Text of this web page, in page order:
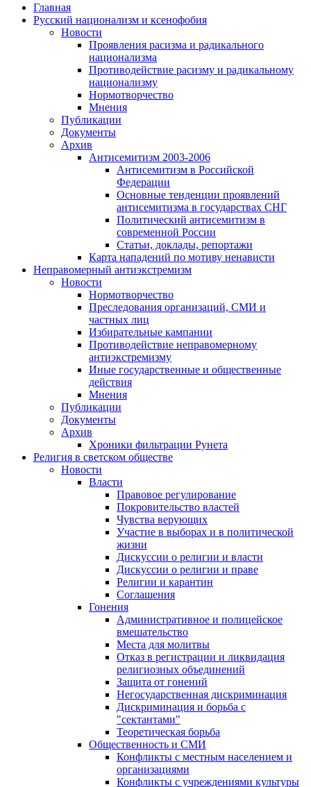
Главная
Русский национализм и ксенофобия
Новости
Проявления расизма и радикального
национализма
Противодействие расизму и радикальному
национализму
Нормотворчество
Мнения
Публикации
Документы
Архив
Антисемитизм 2003-2006
Антисемитизм в Российской
Федерации
Основные тенденции проявлений
антисемитизма в государствах СНГ
Политический антисемитизм в
современной России
Статьи, доклады, репортажи
Карта нападений по мотиву ненависти
Неправомерный антиэкстремизм
Новости
Нормотворчество
Преследования организаций, СМИ и
частных лиц
Избирательные кампании
Противодействие неправомерному
антиэкстремизму
Иные государственные и общественные
действия
Мнения
Публикации
Документы
Архив
Хроники фильтрации Рунета
Религия в светском обществе
Новости
Власти
Правовое регулирование
Покровительство властей
Чувства верующих
Участие в выборах и в политической
жизни
Дискуссии о религии и власти
Дискуссии о религии и праве
Религии и карантин
Соглашения
Гонения
Административное и полицейское
вмешательство
Места для молитвы
Отказ в регистрации и ликвидация
религиозных объединений
Защита от гонений
Негосударственная дискриминация
Дискриминация и борьба с
"сектантами"
Теоретическая борьба
Общественность и СМИ
Конфликты с местным населением и
организациями
Конфликты с учреждениями культуры